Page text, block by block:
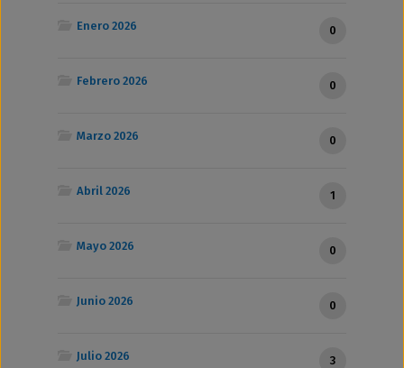
Enero 2026 0
Febrero 2026 0
Marzo 2026 0
Abril 2026 1
Mayo 2026 0
Junio 2026 0
Julio 2026 3